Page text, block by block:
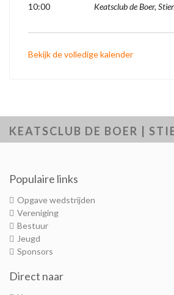
10:00
Keatsclub de Boer,
Bekijk de volledige kalender
KEATSCLUB DE BOER |
Populaire links
Opgave wedstrijden
Vereniging
Bestuur
Jeugd
Sponsors
Direct naar